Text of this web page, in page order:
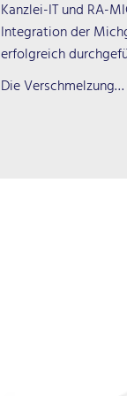
Kanzlei-IT und RA-
Integration der
erfolgreich
Die Verschmelzung…